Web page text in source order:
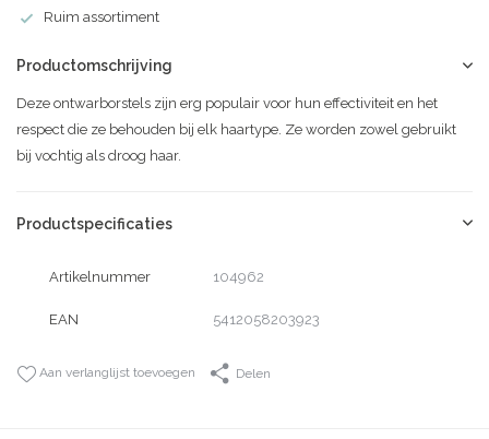
Ruim assortiment
Productomschrijving
Deze ontwarborstels zijn erg populair voor hun effectiviteit en het
respect die ze behouden bij elk haartype. Ze worden zowel gebruikt
bij vochtig als droog haar.
Productspecificaties
Artikelnummer 104962
EAN 5412058203923
Aan verlanglijst toevoegen Delen